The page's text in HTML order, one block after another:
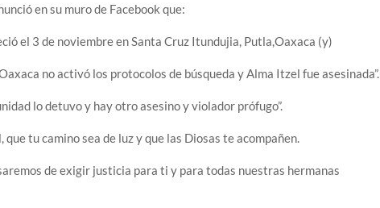
en su muro de Facebook que:
el 3 de noviembre en Santa Cruz Itundujia, Putla,Oaxaca (y)
no activó los protocolos de búsqueda y Alma Itzel fue asesinada”.
lo detuvo y hay otro asesino y violador prófugo”.
tu camino sea de luz y que las Diosas te acompañen.
de exigir justicia para ti y para todas nuestras hermanas